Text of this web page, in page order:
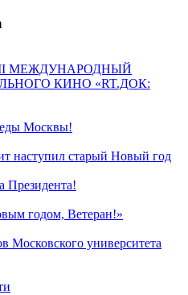
МЕЖДУНАРОДНЫЙ
КИНО «RT.ДОК:
Москвы!
наступил старый Новый год
Президента!
годом, Ветеран!»
Московского университета